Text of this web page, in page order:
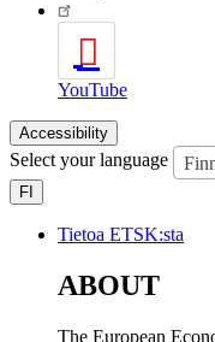
YouTube
Accessibility
Select your language
FI
Tietoa ETSK:sta
ABOUT
The European